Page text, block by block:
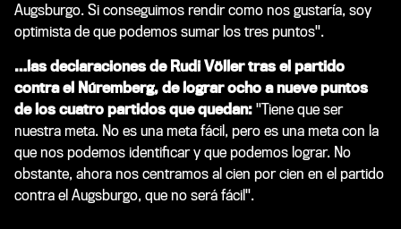
Augsburgo. Si conseguimos rendir como nos gustaría, soy
optimista de que podemos sumar los tres puntos".
…las declaraciones de Rudi Völler tras el partido
contra el Núremberg, de lograr ocho a nueve puntos
de los cuatro partidos que quedan: "Tiene que ser
nuestra meta. No es una meta fácil, pero es una meta con la
que nos podemos identificar y que podemos lograr. No
obstante, ahora nos centramos al cien por cien en el partido
contra el Augsburgo, que no será fácil".